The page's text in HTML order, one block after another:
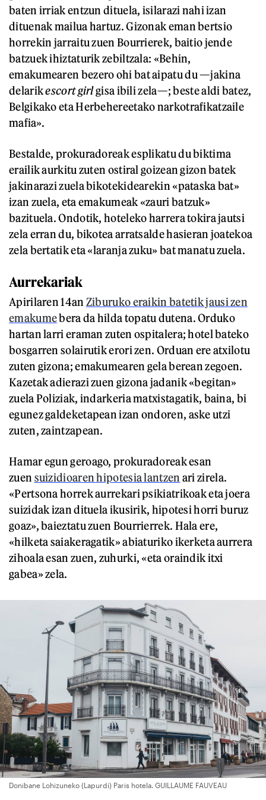
baten irriak entzun dituela, isilarazi nahi izan
dituenak mailua hartuz. Gizonak eman bertsio
horrekin jarraitu zuen Bourrierek, baitio jende
batzuek ihiztaturik zebiltzala: «Behin,
emakumearen bezero ohi bat aipatu du —jakina
delarikescort girlgisa ibili zela—; beste aldi batez,
Belgikako eta Herbehereetako narkotrafikatzaile
mafia».
Bestalde, prokuradoreak esplikatu du biktima
erailik aurkitu zuten ostiral goizean gizon batek
jakinarazi zuela bikotekidearekin «pataska bat»
izan zuela, eta emakumeak «zauri batzuk»
bazituela. Ondotik, hoteleko harrera tokira jautsi
zela erran du, bikotea arratsalde hasieran joatekoa
zela bertatik eta «laranja zuku» bat manatu zuela.
Aurrekariak
Apirilaren 14an Ziburuko eraikin batetik jausi zen
emakumebera da hilda topatu dutena. Orduko
hartan larri eraman zuten ospitalera; hotel bateko
bosgarren solairutik erori zen. Orduan ere atxilotu
zuten gizona; emakumearen gela berean zegoen.
Kazetak adierazi zuen gizona jadanik «begitan»
zuela Poliziak, indarkeria matxistagatik, baina, bi
egunez galdeketapean izan ondoren, aske utzi
zuten, zaintzapean.
Hamar egun geroago, prokuradoreak esan
zuen suizidioaren hipotesia lantzen ari zirela.
«Pertsona horrek aurrekari psikiatrikoak eta joera
suizidak izan dituela ikusirik, hipotesi horri buruz
goaz», baieztatu zuen Bourrierrek. Hala ere,
«hilketa saiakeragatik» abiaturiko ikerketa aurrera
zihoala esan zuen, zuhurki, «eta oraindik itxi
gabea» zela.
Donibane Lohizuneko (Lapurdi) Paris hotela. GUILLAUME FAUVEAU